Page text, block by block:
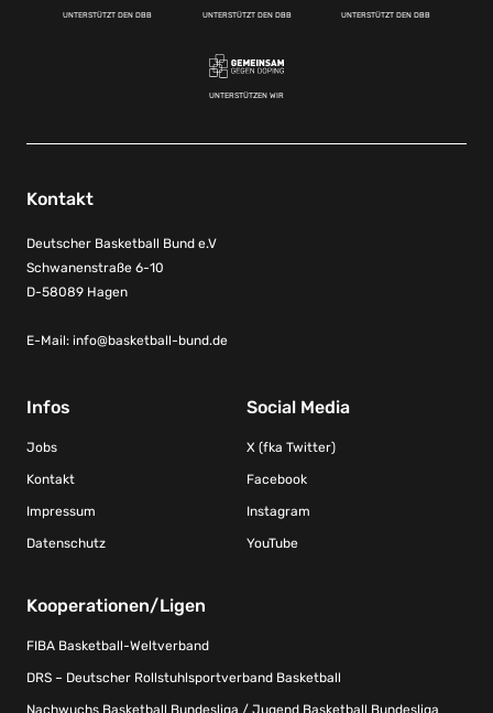
UNTERSTÜTZT DEN DBB UNTERSTÜTZT DEN DBB UNTERSTÜTZT DEN DBB
UNTERSTÜTZEN WIR
Kontakt
Deutscher Basketball Bund e.V
Schwanenstraße 6-10
D-58089 Hagen
E-Mail: info@basketball-bund.de
Infos
Jobs
Kontakt
Impressum
Datenschutz
Social Media
X (fka Twitter)
Facebook
Instagram
YouTube
Kooperationen/Ligen
FIBA Basketball-Weltverband
DRS – Deutscher Rollstuhlsportverband Basketball
Nachwuchs Basketball Bundesliga / Jugend Basketball Bundesliga